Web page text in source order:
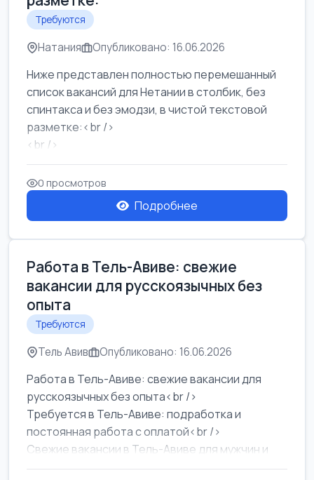
Требуются
Натания Опубликовано: 16.06.2026
Ниже представлен полностью перемешанный
список вакансий для Нетании в столбик, без
спинтакса и без эмодзи, в чистой текстовой
разметке:<br />
<br />
Работа в Нетании на мебельном производстве:
требу...
0 просмотров
Подробнее
Работа в Тель-Авиве: свежие
вакансии для русскоязычных без
опыта
Требуются
Тель Авив Опубликовано: 16.06.2026
Работа в Тель-Авиве: свежие вакансии для
русскоязычных без опыта<br />
Требуется в Тель-Авиве: подработка и
постоянная работа с оплатой<br />
Свежие вакансии в Тель-Авиве для мужчин и
женщин от хозя...